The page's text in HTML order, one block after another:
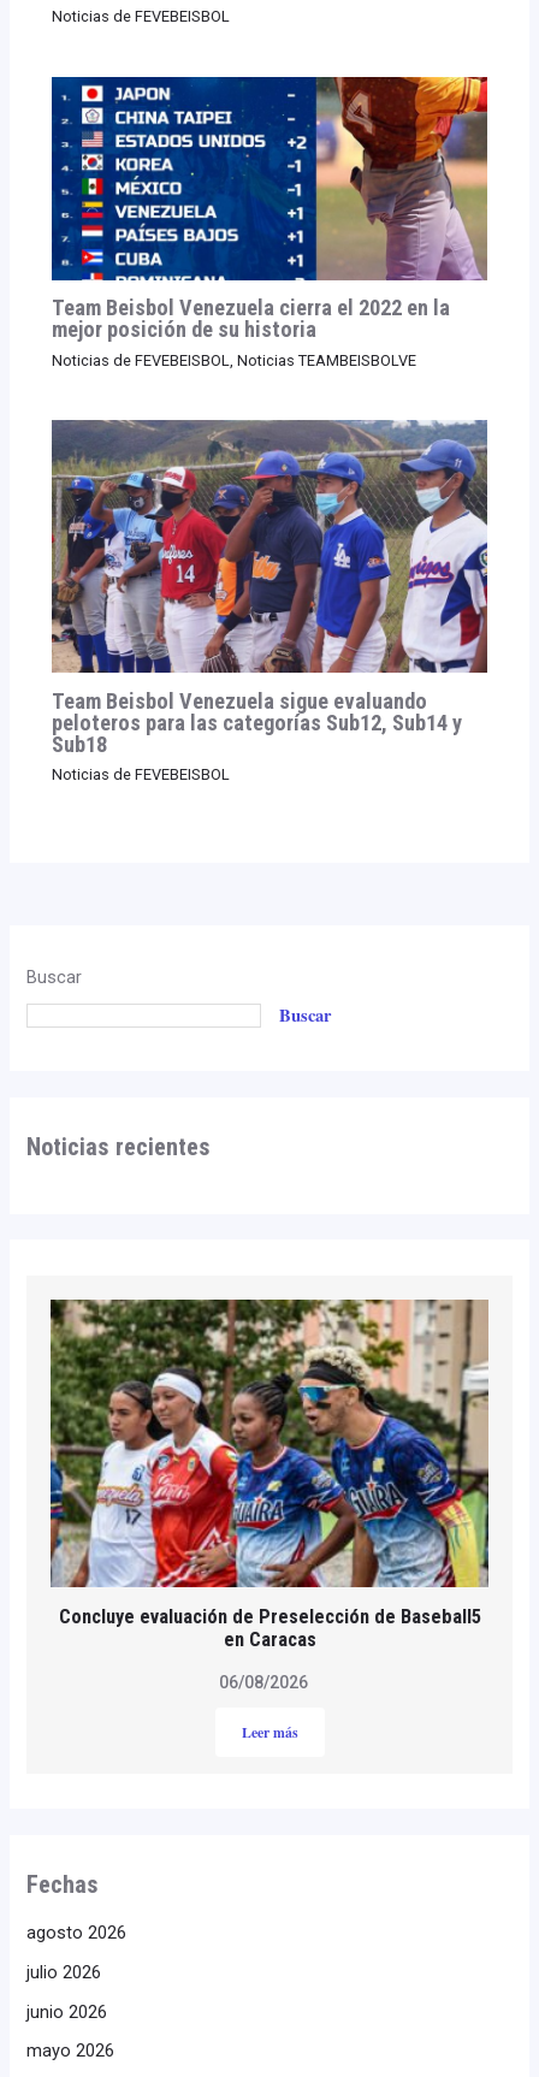
Noticias de FEVEBEISBOL
Team Beisbol Venezuela cierra el 2022 en la
mejor posición de su historia
Noticias de FEVEBEISBOL Noticias TEAMBEISBOLVE
Team Beisbol Venezuela sigue evaluando
peloteros para las categorías Sub12, Sub14 y
Sub18
Noticias de FEVEBEISBOL
Buscar
Buscar
Noticias recientes
Concluye evaluación de Preselección de Baseball5
en Caracas
06/08/2026
Leer más
Fechas
agosto 2026
julio 2026
junio 2026
mayo 2026